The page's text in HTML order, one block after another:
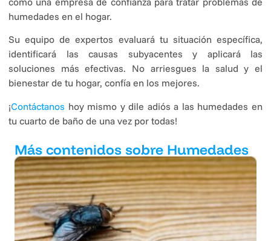
humedades en el hogar.
Su equipo de expertos evaluará tu situación específica,
identificará las causas subyacentes y aplicará las
soluciones más efectivas. No arriesgues la salud y el
bienestar de tu hogar, confía en los mejores.
¡Contáctanos hoy mismo y dile adiós a las humedades en
tu cuarto de baño de una vez por todas!
Más contenidos sobre Humedades